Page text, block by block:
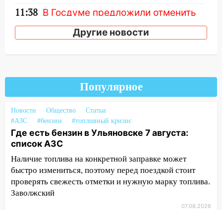
11:38 В Госдуме предложили отменить
ЕГЭ с 2027 года
11:25 В Ульяновске ИИ будет выявлять
Ульяновская шахматистка
Валерия Клейменова выиграла два
11:16 В Ульяновске открыли памятную
доску декабристу Кондратию Рылееву
10:40
В Ульяновске спасатели ночью
нашли потерявшегося в заброшенных
садах 79-летнего мужчину
10:26 На нескольких улицах Ульяновска
временно отключили холодную воду
Другие новости
Популярное
Новости Общество
Статьи
#АЗС
#бензин #топливный кризис
Где есть бензин в Ульяновске 7 августа:
список АЗС
Наличие топлива на конкретной заправке может
быстро измениться, поэтому перед поездкой стоит
проверять свежесть отметки и нужную марку топлива.
Заволжский
07.08.2026